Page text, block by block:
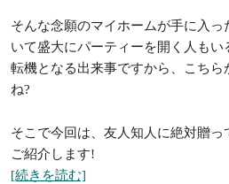
そんな念願のマイホームが手に入
いて盛大にパーティーを開く人も
転機となる出来事ですから、こちら
ね?
そこで今回は、友人知人に絶対贈
ご紹介します!
[続きを読む]